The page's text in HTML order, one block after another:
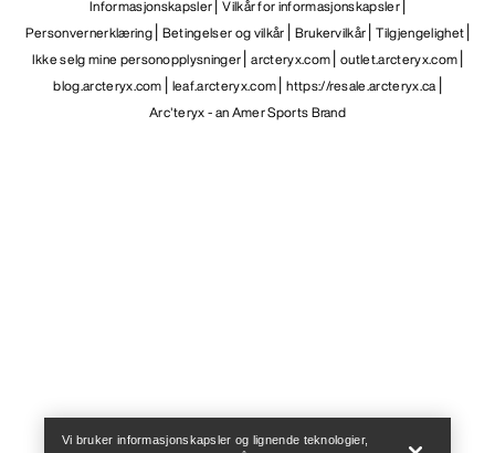
Informasjonskapsler Vilkår for informasjonskapsler
Personvernerklæring Betingelser og vilkår Brukervilkår Tilgjengelighet
Ikke selg mine personopplysninger arcteryx.com outlet.arcteryx.com
blog.arcteryx.com leaf.arcteryx.com https://resale.arcteryx.ca
Arc'teryx - an Amer Sports Brand
Vi bruker informasjonskapsler og lignende teknologier,